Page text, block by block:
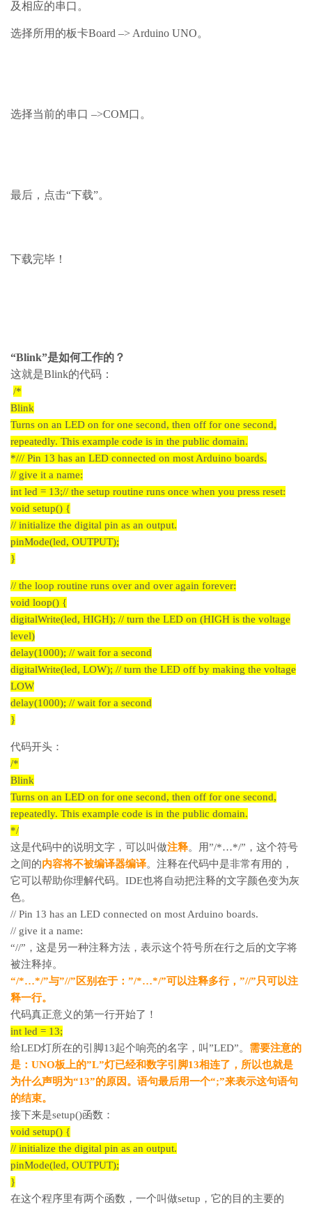
及相应的串口。
选择所用的板卡Board –> Arduino UNO。
选择当前的串口 –>COM口。
最后，点击“下载”。
下载完毕！
“Blink”是如何工作的？
这就是Blink的代码：
/*
Blink
Turns on an LED on for one second, then off for one second,
repeatedly. This example code is in the public domain.
*/// Pin 13 has an LED connected on most Arduino boards.
// give it a name:
int led = 13;// the setup routine runs once when you press reset:
void setup() {
// initialize the digital pin as an output.
pinMode(led, OUTPUT);
}
// the loop routine runs over and over again forever:
void loop() {
digitalWrite(led, HIGH); // turn the LED on (HIGH is the voltage
level)
delay(1000); // wait for a second
digitalWrite(led, LOW); // turn the LED off by making the voltage
LOW
delay(1000); // wait for a second
}
代码开头：
/*
Blink
Turns on an LED on for one second, then off for one second,
repeatedly. This example code is in the public domain.
*/
这是代码中的说明文字，可以叫做注释。用”/*…*/”，这个符号
之间的内容将不被编译器编译。注释在代码中是非常有用的，
它可以帮助你理解代码。IDE也将自动把注释的文字颜色变为灰
色。
// Pin 13 has an LED connected on most Arduino boards.
// give it a name:
“//”，这是另一种注释方法，表示这个符号所在行之后的文字将
被注释掉。
“/*…*/”与”//”区别在于：”/*…*/”可以注释多行，”//”只可以注
释一行。
代码真正意义的第一行开始了！
int led = 13;
给LED灯所在的引脚13起个响亮的名字，叫”LED”。 需要注意的
是：UNO板上的”L”灯已经和数字引脚13相连了，所以也就是
为什么声明为“13”的原因。 语句最后用一个“;”来表示这句语句
的结束。
接下来是setup()函数：
void setup() {
// initialize the digital pin as an output.
pinMode(led, OUTPUT);
}
在这个程序里有两个函数，一个叫做setup，它的目的主要的